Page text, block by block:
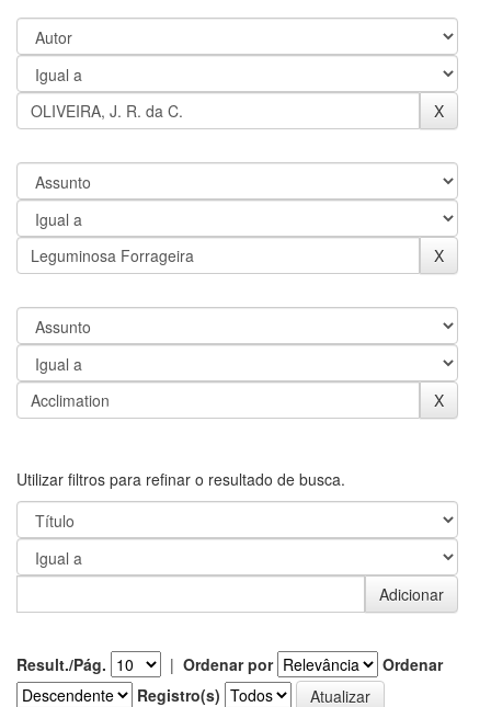
Utilizar filtros para refinar o resultado de busca.
Result./Pág. | Ordenar por
Ordenar
Registro(s)